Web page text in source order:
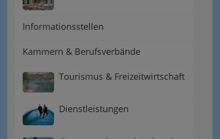
Informationsstellen
Kammern & Berufsverbände
Tourismus & Freizeitwirtschaft
Dienstleistungen